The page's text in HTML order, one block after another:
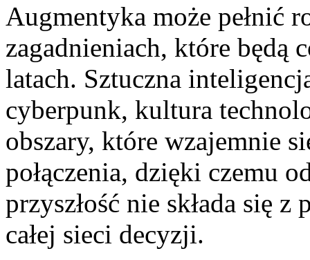
Augmentyka może pełnić
zagadnieniach, które będą
latach. Sztuczna
cyberpunk, kultura
obszary, które wzajemnie
połączenia, dzięki czemu
przyszłość nie składa się
całej sieci decyzji.